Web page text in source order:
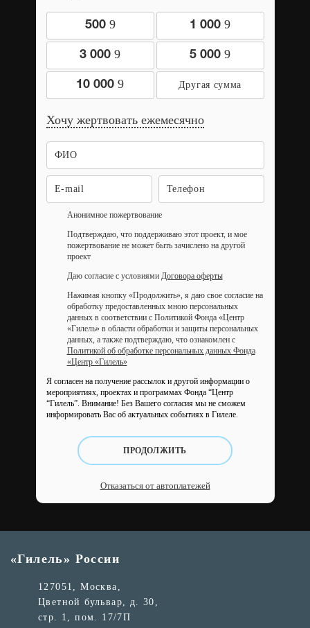
500 9 1 000 9
3 000 9 5 000 9
10 000 9
Хочу жертвовать ежемесячно
Анонимное пожертвование
Подтверждаю, что поддерживаю этот проект, и мое
пожертвование не может быть зачислено на другой
проект
Даю согласие с условиями Договора оферты
Нажимая кнопку «Продолжить», я даю свое согласие на
обработку предоставленных мною персональных
данных в соответствии с Политикой Фонда «Центр
«Гилель» в области обработки и защиты персональных
данных, а также подтверждаю, что ознакомлен с
Политикой об обработке персональных данных Фонда
«Центр «Гилель»
Я согласен на получение рассылок и другой информации о
мероприятиях, проектах и программах Фонда “Центр
“Гилель”. Внимание! Без Вашего согласия мы не сможем
информировать Вас об актуальных событиях в Гилеле.
ПРОДОЛЖИТЬ
Отказаться от автоплатежей
«Гилель» России
127051, Москва,
Цветной бульвар, д. 30,
стр. 1, пом. 17/7П